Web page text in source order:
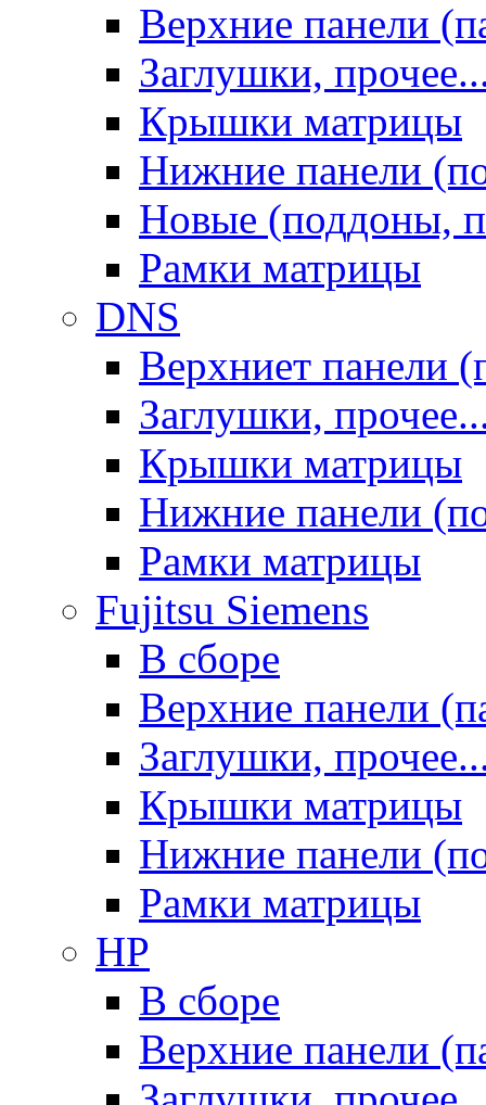
Верхние панели
Заглушки,
Крышки матрицы
Нижние панели
Новые (поддоны,
Рамки матрицы
DNS
Верхниет панели
Заглушки,
Крышки матрицы
Нижние панели
Рамки матрицы
Fujitsu Siemens
В сборе
Верхние панели
Заглушки,
Крышки матрицы
Нижние панели
Рамки матрицы
HP
В сборе
Верхние панели